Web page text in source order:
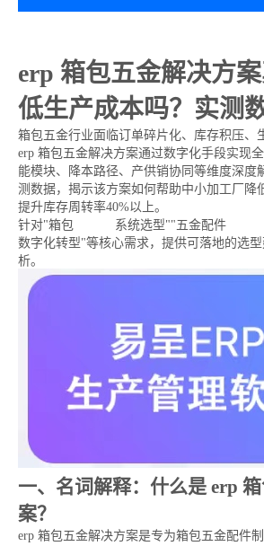
erp 箱包五金解决方
低生产成本吗？实测
箱包五金行业面临订单碎片化、库存积压、
erp 箱包五金解决方案通过数字化手段实现
能模块、降本路径、产供销协同等维度深度
测数据，揭示该方案如何帮助中小加工厂降
提升库存周转率40%以上。
针对"箱包
系统选型""五金配件
数字化转型"等核心需求，提供可落地的选
析。
一、名词解释：什么是 erp
案？
erp 箱包五金解决方案是专为箱包五金配件